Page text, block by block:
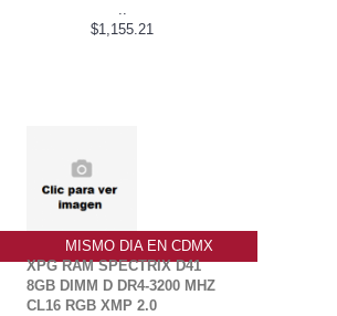
..
$1,155.21
MISMO DIA EN CDMX
XPG RAM SPECTRIX D41
8GB DIMM D DR4-3200 MHZ
CL16 RGB XMP 2.0